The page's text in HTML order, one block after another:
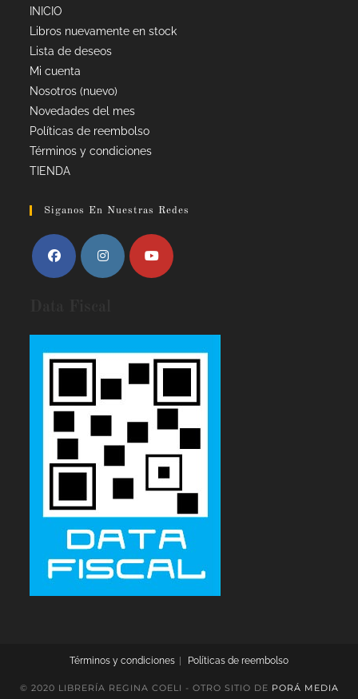
INICIO
Libros nuevamente en stock
Lista de deseos
Mi cuenta
Nosotros (nuevo)
Novedades del mes
Políticas de reembolso
Términos y condiciones
TIENDA
Siganos En Nuestras Redes
Términos y condiciones Políticas de reembolso
© 2020 LIBRERÍA REGINA COELI - OTRO SITIO DE PORÁ MEDIA